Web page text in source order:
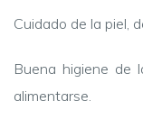
Cuidado de la piel,
Buena higiene de
alimentarse.